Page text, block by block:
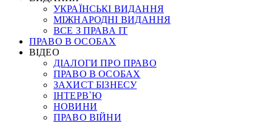
УКРАЇНСЬКІ ВИДАННЯ
МІЖНАРОДНІ ВИДАННЯ
ВСЕ З ПРАВА ІТ
ПРАВО В ОСОБАХ
ВІДЕО
ДІАЛОГИ ПРО ПРАВО
ПРАВО В ОСОБАХ
ЗАХИСТ БІЗНЕСУ
ІНТЕРВ`Ю
НОВИНИ
ПРАВО ВІЙНИ